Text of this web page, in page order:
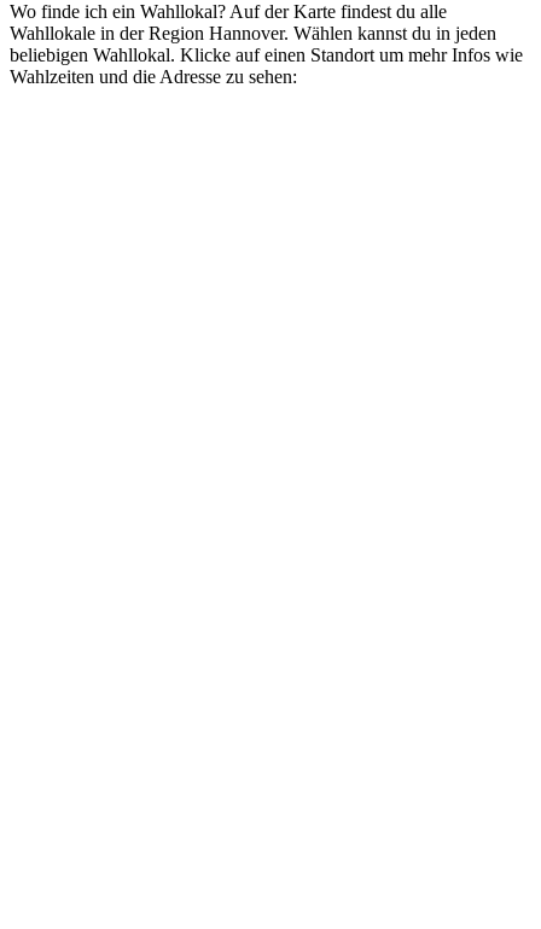
Wo finde ich ein Wahllokal? Auf der Karte findest du alle
Wahllokale in der Region Hannover. Wählen kannst du in jeden
beliebigen Wahllokal. Klicke auf einen Standort um mehr Infos wie
Wahlzeiten und die Adresse zu sehen: